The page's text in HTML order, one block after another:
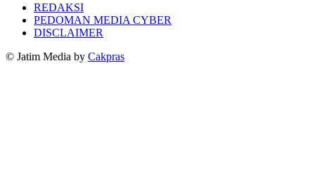
REDAKSI
PEDOMAN MEDIA CYBER
DISCLAIMER
© Jatim Media by Cakpras